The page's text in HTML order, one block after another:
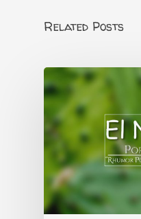
Related Posts